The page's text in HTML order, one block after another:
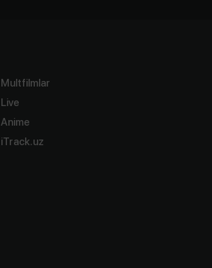
Multfilmlar
Live
Anime
iTrack.uz